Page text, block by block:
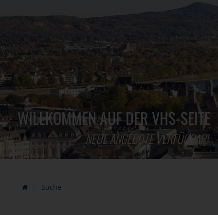
WILLKOMMEN AUF DER VHS-SEITE
NEUE ANGEBOTE VERFÜGBAR!
Suche